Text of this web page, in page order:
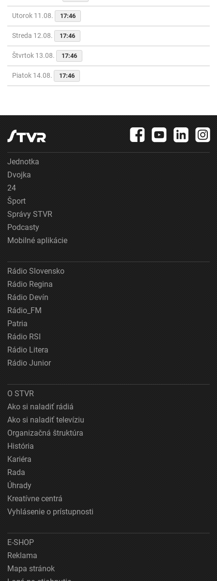
Utorok 11.08. 17:46
Streda 12.08. 17:46
Štvrtok 13.08. 17:46
Piatok 14.08. 17:46
Jednotka
Dvojka
24
Šport
Správy STVR
Podcasty
Mobilné aplikácie
Rádio Slovensko
Rádio Regina
Rádio Devín
Rádio_FM
Patria
Rádio RSI
Rádio Litera
Rádio Junior
O STVR
Ako si naladiť rádiá
Ako si naladiť televíziu
Organizačná štruktúra
História
Kariéra
Rada
Úhrady
Kreatívne centrá
Vyhlásenie o prístupnosti
E-SHOP
Reklama
Mapa stránok